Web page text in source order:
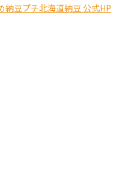
納豆プチ北海道納豆 公式HP